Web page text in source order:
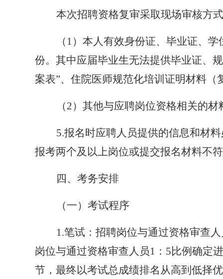
本次招聘资格复审采取现场审核方
（ 1）本人有效身份证、毕业证、
份。其中应届毕业生无法提供毕业证、
案表”、住院医师规范化培训证明材料（
（2）其他与应聘岗位资格相关的材
5.报名时应聘人员提供的信息和材
报考两个及以上岗位或提交报名材料不
四、考务安排
（一）考试程序
1.笔试：招聘岗位与通过资格审查
岗位与通过资格审查人员1：5比例确定
节，最终以考试总成绩排名从高到低择